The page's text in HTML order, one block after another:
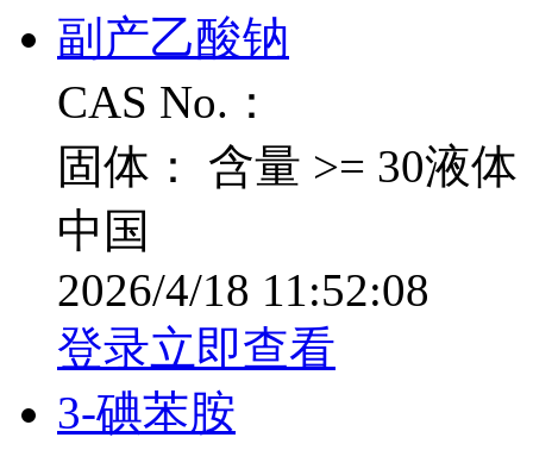
副产乙酸钠
CAS No.：
固体： 含量 >= 30液
中国
2026/4/18 11:52:08
登录立即查看
3-碘苯胺